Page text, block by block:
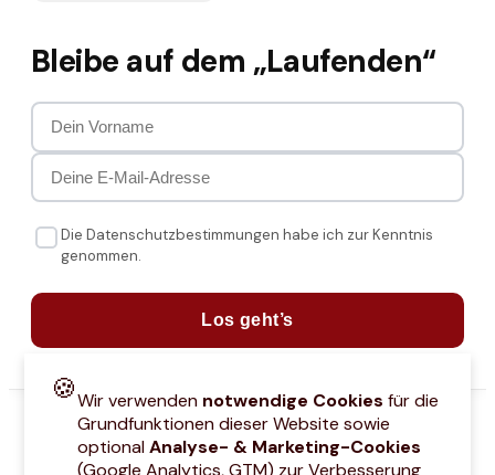
Bleibe auf dem „Laufenden“
Die Datenschutzbestimmungen habe ich zur Kenntnis
genommen.
Los geht’s
🍪Wir verwenden notwendige Cookies für die
Grundfunktionen dieser Website sowie
optionalAnalyse- & Marketing-Cookies
(Google Analytics, GTM) zur Verbesserung